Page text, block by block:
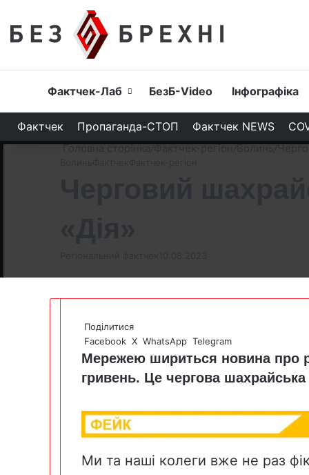
Головна
Фактчек-Лаб БезБ-Video Інфографіка
Фактчек Пропаганда-СТОП Фактчек NEWS
Головна сторінка/Фактчек-регіон/Волинь/
Поділитися
Facebook X WhatsApp Telegram
Мережею шириться новина про
гривень. Це чергова
Ми та наші колеги вже не раз